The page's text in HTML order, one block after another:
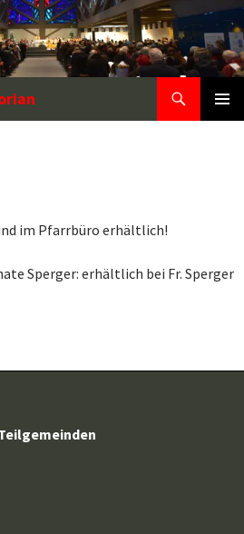
im Pfarrbüro erhältlich!
Sperger: erhältlich bei Fr. Sperger